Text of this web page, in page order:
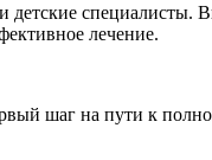
детские
лечение.
шаг на пути к